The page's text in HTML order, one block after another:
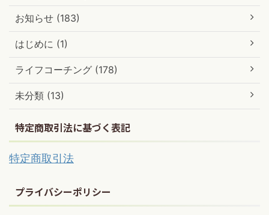
お知らせ (183)
はじめに (1)
ライフコーチング (178)
未分類 (13)
特定商取引法に基づく表記
特定商取引法
プライバシーポリシー